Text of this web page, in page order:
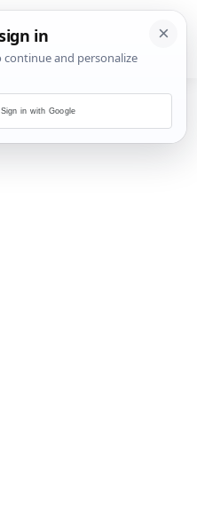
Sign in with Google